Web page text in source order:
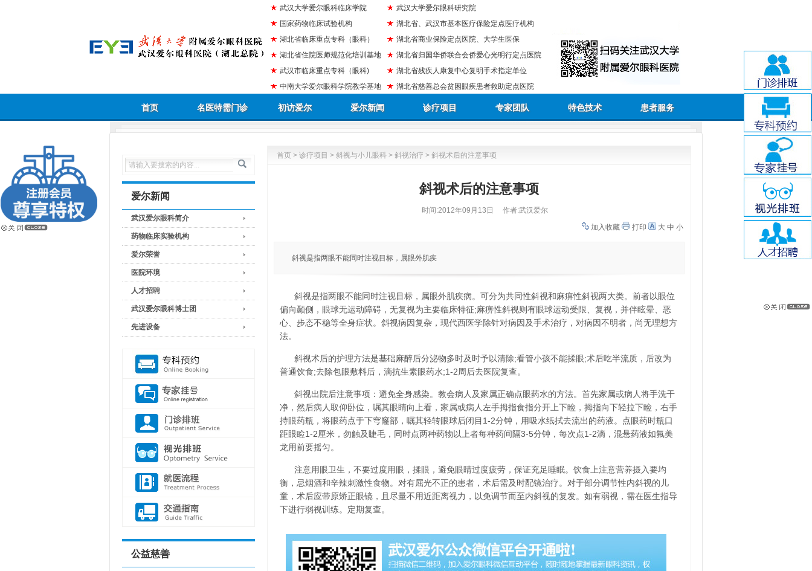
武汉大学爱尔眼科临床学院
国家药物临床试验机构
湖北省临床重点专科（眼科）
湖北省住院医师规范化培训基地
武汉市临床重点专科（眼科)
中南大学爱尔眼科学院教学基地
武汉大学爱尔眼科研究院
湖北省、武汉市基本医疗保险定点医疗机构
湖北省商业保险定点医院、大学生医保
湖北省归国华侨联合会侨爱心光明行定点医院
湖北省残疾人康复中心复明手术指定单位
湖北省慈善总会贫困眼疾患者救助定点医院
首页 名医特需门诊 初访爱尔 爱尔新闻 诊疗项目 专家团队 特色技术 患者服务
爱尔新闻
武汉爱尔眼科简介
药物临床实验机构
爱尔荣誉
医院环境
人才招聘
武汉爱尔眼科博士团
先进设备
公益慈善
首页 > 诊疗项目 > 斜视与小儿眼科 > 斜视治疗 > 斜视术后的注意事项
斜视术后的注意事项
时间:2012年09月13日
作者:武汉爱尔
加入收藏
打印 大 中 小
斜视是指两眼不能同时注视目标，属眼外肌疾
斜视是指两眼不能同时注视目标，属眼外肌疾病。可分为共同性斜视和麻痹性斜视两大类。前者以眼位
偏向颞侧，眼球无运动障碍，无复视为主要临床特征;麻痹性斜视则有眼球运动受限、复视，并伴眩晕、恶
心、步态不稳等全身症状。斜视病因复杂，现代西医学除针对病因及手术治疗，对病因不明者，尚无理想方
法。
斜视术后的护理方法是基础麻醉后分泌物多时及时予以清除;看管小孩不能揉眼;术后吃半流质，后改为
普通饮食;去除包眼敷料后，滴抗生素眼药水;1-2周后去医院复查。
斜视出院后注意事项：避免全身感染。教会病人及家属正确点眼药水的方法。首先家属或病人将手洗干
净，然后病人取仰卧位，嘱其眼睛向上看，家属或病人左手拇指食指分开上下睑，拇指向下轻拉下睑，右手
持眼药瓶，将眼药点于下穹窿部，嘱其轻转眼球后闭目1-2分钟，用吸水纸拭去流出的药液。点眼药时瓶口
距眼睑1-2厘米，勿触及睫毛，同时点两种药物以上者每种药间隔3-5分钟，每次点1-2滴，混悬药液如氟美
龙用前要摇匀。
注意用眼卫生，不要过度用眼，揉眼，避免眼睛过度疲劳，保证充足睡眠。饮食上注意营养摄入要均
衡，忌烟酒和辛辣刺激性食物。对有屈光不正的患者，术后需及时配镜治疗。对于部分调节性内斜视的儿
童，术后应带原矫正眼镜，且尽量不用近距离视力，以免调节而至内斜视的复发。如有弱视，需在医生指导
下进行弱视训练。定期复查。